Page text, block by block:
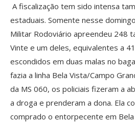
A fiscalização tem sido intensa
estaduais. Somente nesse
Militar Rodoviário apreendeu 248
Vinte e um deles, equivalentes a
escondidos em duas malas no
fazia a linha Bela Vista/Campo
da MS 060, os policiais fizeram a
a droga e prenderam a dona. Ela
comprado o entorpecente em